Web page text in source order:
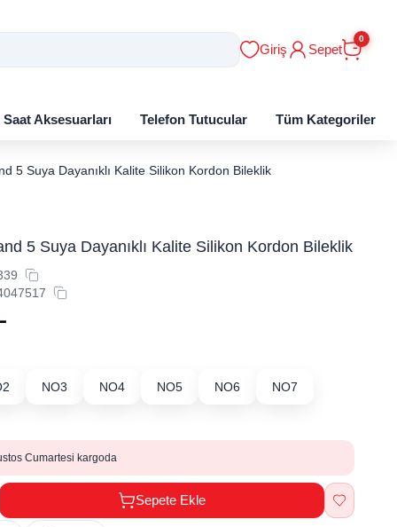
Giriş Sepet
0
Saat Aksesuarları Telefon Tutucular Tüm Kategoriler
5 Suya Dayanıklı Kalite Silikon Kordon Bileklik
5 Suya Dayanıklı Kalite Silikon Kordon Bileklik
NO3 NO4 NO5 NO6 NO7
Cumartesi kargoda
Sepete Ekle